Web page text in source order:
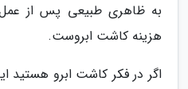
به ظاهری طبیعی پس از
هزینه کاشت ابروست.
اگر در فکر کاشت ابرو هستید